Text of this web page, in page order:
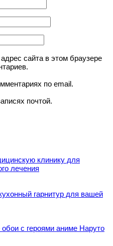
сайта в этом браузере
по email.
почтой.
клинику для
лечения
гарнитур для вашей
обои с героями аниме Наруто